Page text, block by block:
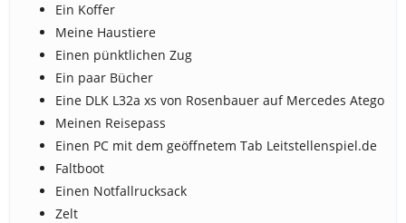
Ein Koffer
Meine Haustiere
Einen pünktlichen Zug
Ein paar Bücher
Eine DLK L32a xs von Rosenbauer auf Mercedes Atego
Meinen Reisepass
Einen PC mit dem geöffnetem Tab Leitstellenspiel.de
Faltboot
Einen Notfallrucksack
Zelt